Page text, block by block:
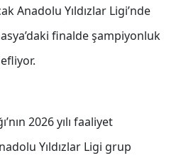
Anadolu Yıldızlar Ligi’nde
finalde şampiyonluk
2026 yılı faaliyet
Yıldızlar Ligi grup